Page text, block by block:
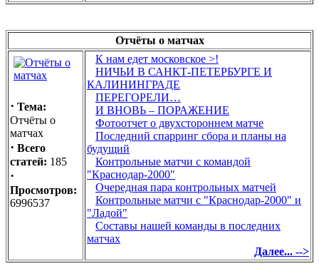
Отчёты о матчах
· Тема:
Отчёты о
матчах
· Всего
статей: 185
·
Просмотров:
6996537
К нам едет московское >!
НИЧЬИ В САНКТ-ПЕТЕРБУРГЕ И
КАЛИНИНГРАДЕ
ПЕРЕГОРЕЛИ…
И ВНОВЬ – ПОРАЖЕНИЕ
Фотоотчет о двухстороннем матче
Последний спарринг сбора и планы на
будущий
Контрольные матчи с командой
"Краснодар-2000"
Очередная пара контрольных матчей
Контрольные матчи с "Краснодар-2000" и
"Ладой"
Составы нашей команды в последних
матчах
Далее... -->